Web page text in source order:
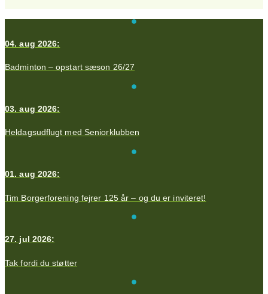
04. aug 2026:
Badminton – opstart sæson 26/27
03. aug 2026:
Heldagsudflugt med Seniorklubben
01. aug 2026:
Tim Borgerforening fejrer 125 år – og du er inviteret!
27. jul 2026:
Tak fordi du støtter